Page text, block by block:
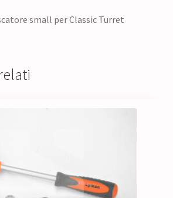
small per Classic Turret